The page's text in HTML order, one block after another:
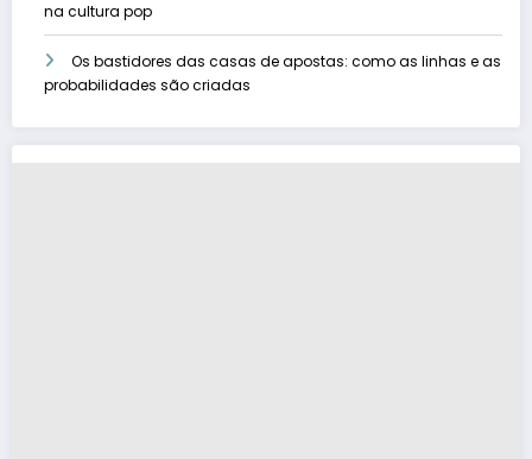
na cultura pop
Os bastidores das casas de apostas: como as linhas e as
probabilidades são criadas